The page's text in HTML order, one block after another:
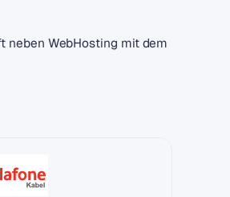
neben WebHosting mit dem